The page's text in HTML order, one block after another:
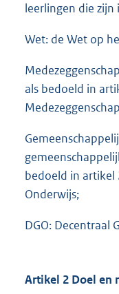
leerlingen die zijn
Wet: de Wet op
als bedoeld in
bedoeld in artikel
Onderwijs;
DGO: Decentraal
Artikel 2 Doel en